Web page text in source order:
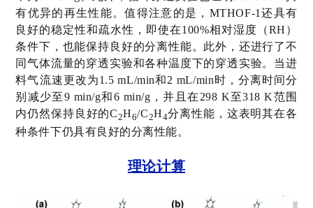
有优异的再生性能。值得注意的是， MTHOF-1 还具有
良好的稳定性和疏水性，即使在100%相对湿度（RH ）
条件下，也能保持良好的分离性能。此外，还进行了不
同气体流量的穿透实验和各种温度下的穿透实验。当进
料气流速更改为1.5 mL/min和2 mL/min时，分离时间分
别减少至9 min/g和6 min/g ，并且在 298 K至318 K范围
内仍然保持良好的C2H6/C2H4分离性能，这表明其在各
种条件下仍具有良好的分离性能。
理论计算